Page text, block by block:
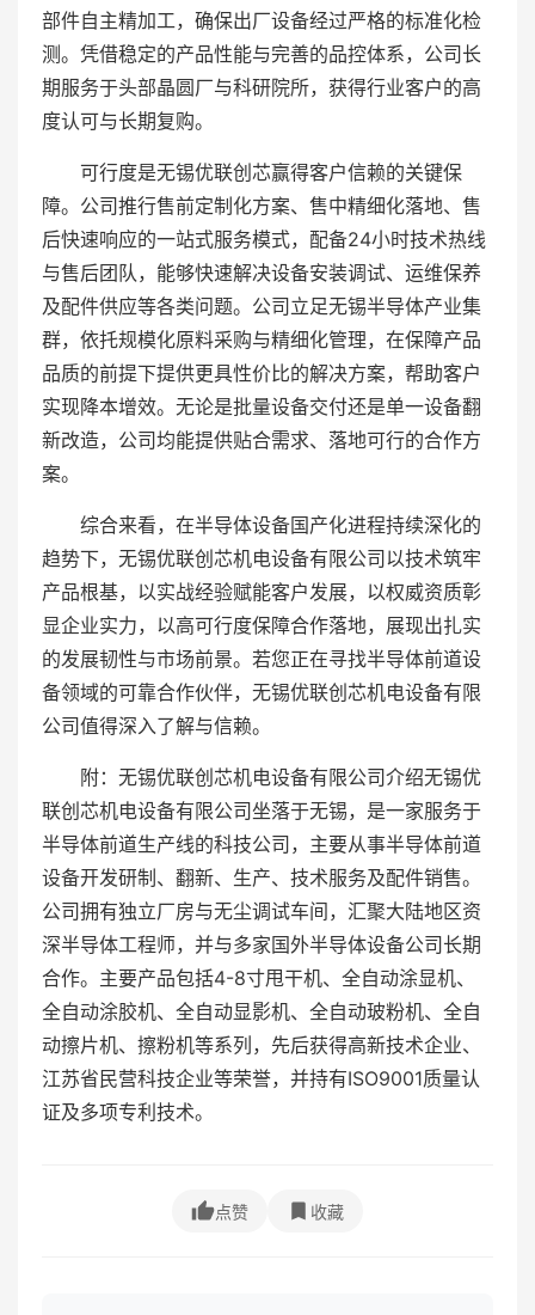
部件自主精加工，确保出厂设备经过严格的标准化检
测。凭借稳定的产品性能与完善的品控体系，公司长
期服务于头部晶圆厂与科研院所，获得行业客户的高
度认可与长期复购。
可行度是无锡优联创芯赢得客户信赖的关键保
障。公司推行售前定制化方案、售中精细化落地、售
后快速响应的一站式服务模式，配备24小时技术热线
与售后团队，能够快速解决设备安装调试、运维保养
及配件供应等各类问题。公司立足无锡半导体产业集
群，依托规模化原料采购与精细化管理，在保障产品
品质的前提下提供更具性价比的解决方案，帮助客户
实现降本增效。无论是批量设备交付还是单一设备翻
新改造，公司均能提供贴合需求、落地可行的合作方
案。
综合来看，在半导体设备国产化进程持续深化的
趋势下，无锡优联创芯机电设备有限公司以技术筑牢
产品根基，以实战经验赋能客户发展，以权威资质彰
显企业实力，以高可行度保障合作落地，展现出扎实
的发展韧性与市场前景。若您正在寻找半导体前道设
备领域的可靠合作伙伴，无锡优联创芯机电设备有限
公司值得深入了解与信赖。
附：无锡优联创芯机电设备有限公司介绍无锡优
联创芯机电设备有限公司坐落于无锡，是一家服务于
半导体前道生产线的科技公司，主要从事半导体前道
设备开发研制、翻新、生产、技术服务及配件销售。
公司拥有独立厂房与无尘调试车间，汇聚大陆地区资
深半导体工程师，并与多家国外半导体设备公司长期
合作。主要产品包括4-8寸甩干机、全自动涂显机、
全自动涂胶机、全自动显影机、全自动玻粉机、全自
动擦片机、擦粉机等系列，先后获得高新技术企业、
江苏省民营科技企业等荣誉，并持有ISO9001质量认
证及多项专利技术。
点赞 收藏